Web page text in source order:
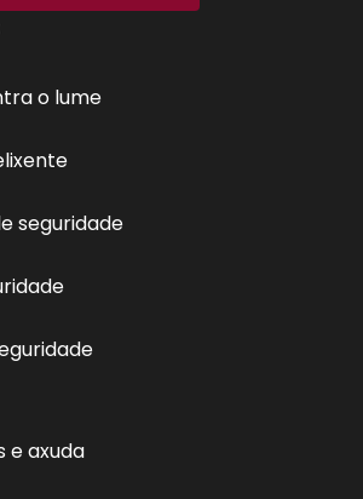
o lume
seguridade
e axuda